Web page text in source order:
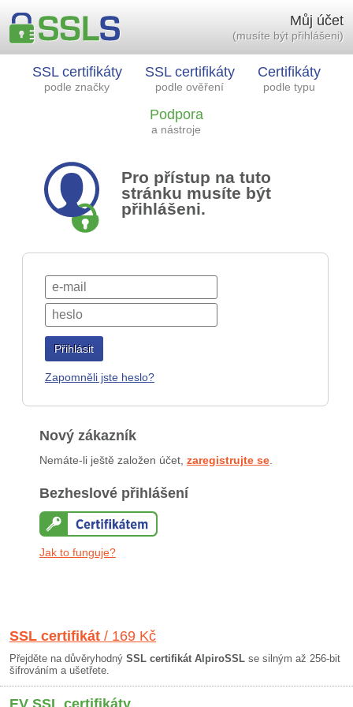
SSL certifikáty
podle značky
SSL certifikáty
podle ověření
Certifikáty
podle typu
Podpora
a nástroje
Můj účet
(musíte být přihlášeni)
Pro přístup na tuto
stránku musíte být
přihlášeni.
Zapomněli jste heslo?
Nový zákazník
Nemáte-li ještě založen účet, zaregistrujte se
Bezheslové přihlášení
Jak to funguje?
SSL certifikát / 169 Kč
Přejděte na důvěryhodný SSL certifikát AlpiroSSL se silným až 256-bit
šifrováním a ušetřete.
EV SSL certifikáty